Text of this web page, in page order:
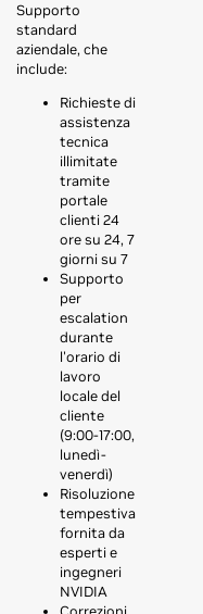
Supporto
standard
aziendale, che
include:
Richieste di
assistenza
tecnica
illimitate
tramite
portale
clienti 24
ore su 24, 7
giorni su 7
Supporto
per
escalation
durante
l'orario di
lavoro
locale del
cliente
(9:00-17:00,
lunedì-
venerdì)
Risoluzione
tempestiva
fornita da
esperti e
ingegneri
NVIDIA